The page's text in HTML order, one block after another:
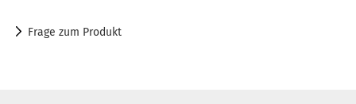
Frage zum Produkt